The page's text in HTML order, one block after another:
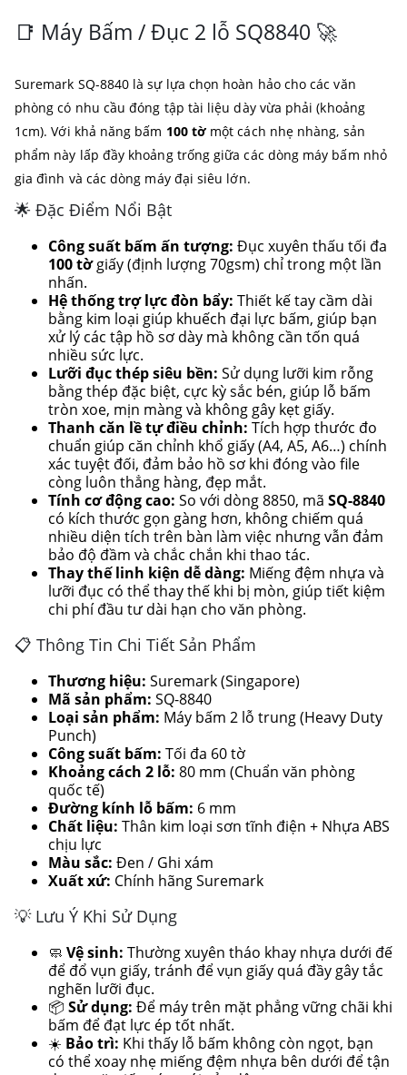
📑 Máy Bấm / Đục 2 lỗ SQ8840 🚀
Suremark SQ-8840 là sự lựa chọn hoàn hảo cho các văn
phòng có nhu cầu đóng tập tài liệu dày vừa phải (khoảng
1cm). Với khả năng bấm 100 tờ một cách nhẹ nhàng, sản
phẩm này lấp đầy khoảng trống giữa các dòng máy bấm nhỏ
gia đình và các dòng máy đại siêu lớn.
🌟 Đặc Điểm Nổi Bật
Công suất bấm ấn tượng: Đục xuyên thấu tối đa
100 tờgiấy (định lượng 70gsm) chỉ trong một lần
nhấn.
Hệ thống trợ lực đòn bẩy: Thiết kế tay cầm dài
bằng kim loại giúp khuếch đại lực bấm, giúp bạn
xử lý các tập hồ sơ dày mà không cần tốn quá
nhiều sức lực.
Lưỡi đục thép siêu bền: Sử dụng lưỡi kim rỗng
bằng thép đặc biệt, cực kỳ sắc bén, giúp lỗ bấm
tròn xoe, mịn màng và không gây kẹt giấy.
Thanh căn lề tự điều chỉnh: Tích hợp thước đo
chuẩn giúp căn chỉnh khổ giấy (A4, A5, A6…) chính
xác tuyệt đối, đảm bảo hồ sơ khi đóng vào file
còng luôn thẳng hàng, đẹp mắt.
Tính cơ động cao: So với dòng 8850, mã SQ-8840
có kích thước gọn gàng hơn, không chiếm quá
nhiều diện tích trên bàn làm việc nhưng vẫn đảm
bảo độ đầm và chắc chắn khi thao tác.
Thay thế linh kiện dễ dàng: Miếng đệm nhựa và
lưỡi đục có thể thay thế khi bị mòn, giúp tiết kiệm
chi phí đầu tư dài hạn cho văn phòng.
📋 Thông Tin Chi Tiết Sản Phẩm
Thương hiệu: Suremark (Singapore)
Mã sản phẩm: SQ-8840
Loại sản phẩm: Máy bấm 2 lỗ trung (Heavy Duty
Punch)
Công suất bấm: Tối đa 60 tờ
Khoảng cách 2 lỗ: 80 mm (Chuẩn văn phòng
quốc tế)
Đường kính lỗ bấm: 6 mm
Chất liệu: Thân kim loại sơn tĩnh điện + Nhựa ABS
chịu lực
Màu sắc: Đen / Ghi xám
Xuất xứ: Chính hãng Suremark
💡 Lưu Ý Khi Sử Dụng
🧼 Vệ sinh: Thường xuyên tháo khay nhựa dưới đế
để đổ vụn giấy, tránh để vụn giấy quá đầy gây tắc
nghẽn lưỡi đục.
📦 Sử dụng: Để máy trên mặt phẳng vững chãi khi
bấm để đạt lực ép tốt nhất.
☀️ Bảo trì: Khi thấy lỗ bấm không còn ngọt, bạn
có thể xoay nhẹ miếng đệm nhựa bên dưới để tận